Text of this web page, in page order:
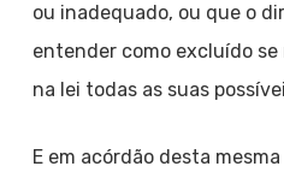
ou inadequado, ou que o
entender como excluído
na lei todas as suas
E em acórdão desta